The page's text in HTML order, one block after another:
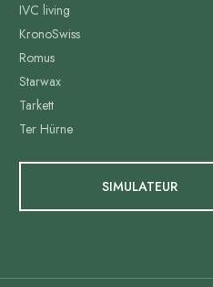
IVC living
KronoSwiss
Romus
Starwax
Tarkett
Ter Hürne
SIMULATEUR